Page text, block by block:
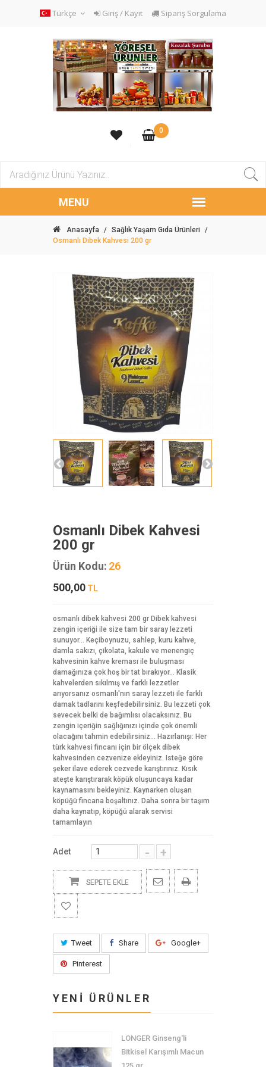
Türkçe Giriş / Kayıt Sipariş Sorgulama
0
Anasayfa / Sağlık Yaşam Gıda Ürünleri
/
Osmanlı Dibek Kahvesi 200 gr
Osmanlı Dibek Kahvesi
200 gr
Ürün Kodu: 26
500,00 TL
osmanlı dibek kahvesi 200 gr Dibek kahvesi
zengin içeriği ile size tam bir saray lezzeti
sunuyor... Keçiboynuzu, sahlep, kuru kahve,
damla sakızı, çikolata, kakule ve menengiç
kahvesinin kahve kreması ile buluşması
damağınıza çok hoş bir tat bırakıyor... Klasik
kahvelerden sıkılmış ve farklı lezzetler
arıyorsanız osmanlı'nın saray lezzeti ile farklı
damak tadlarını keşfedebilirsiniz. Bu lezzeti çok
sevecek belki de bağımlısı olacaksınız. Bu
zengin içeriğin sağlığınızı içinde çok önemli
olacağını tahmin edebilirsiniz... Hazırlanışı: Her
türk kahvesi fincanı için bir ölçek dibek
kahvesinden cezvenize ekleyiniz. Isteğe göre
şeker ilave ederek cezvede karıştırınız. Kısık
ateşte karıştırarak köpük oluşuncaya kadar
kaynamasını bekleyiniz. Kaynarken oluşan
köpüğü fincana boşaltınız. Daha sonra bir taşım
daha kaynatıp, köpüğü alarak servisi
tamamlayın
Adet - +
SEPETE EKLE
Tweet Share Google+
Pinterest
YENİ ÜRÜNLER
LONGER Ginseng'li
Bitkisel Karışımlı Macun